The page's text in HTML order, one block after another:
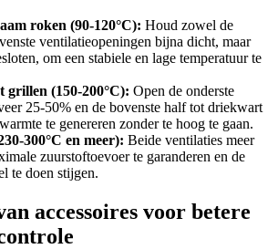
roken (90-120°C): Houd zowel de
ventilatieopeningen bijna dicht, maar
om een stabiele en lage temperatuur te
grillen (150-200°C): Open de onderste
25-50% en de bovenste half tot driekwart
te genereren zonder te hoog te gaan.
300°C en meer): Beide ventilaties meer
zuurstoftoevoer te garanderen en de
te doen stijgen.
accessoires voor betere